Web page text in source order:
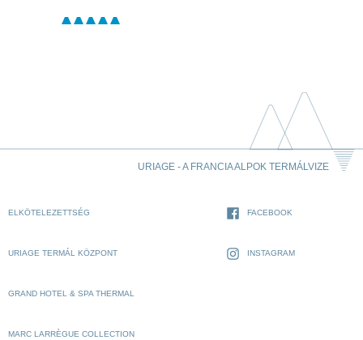
URIAGE - A FRANCIA ALPOK TERMÁLVIZE
ELKÖTELEZETTSÉG
URIAGE TERMÁL KÖZPONT
GRAND HOTEL & SPA THERMAL
MARC LARRÈGUE COLLECTION
FACEBOOK
INSTAGRAM